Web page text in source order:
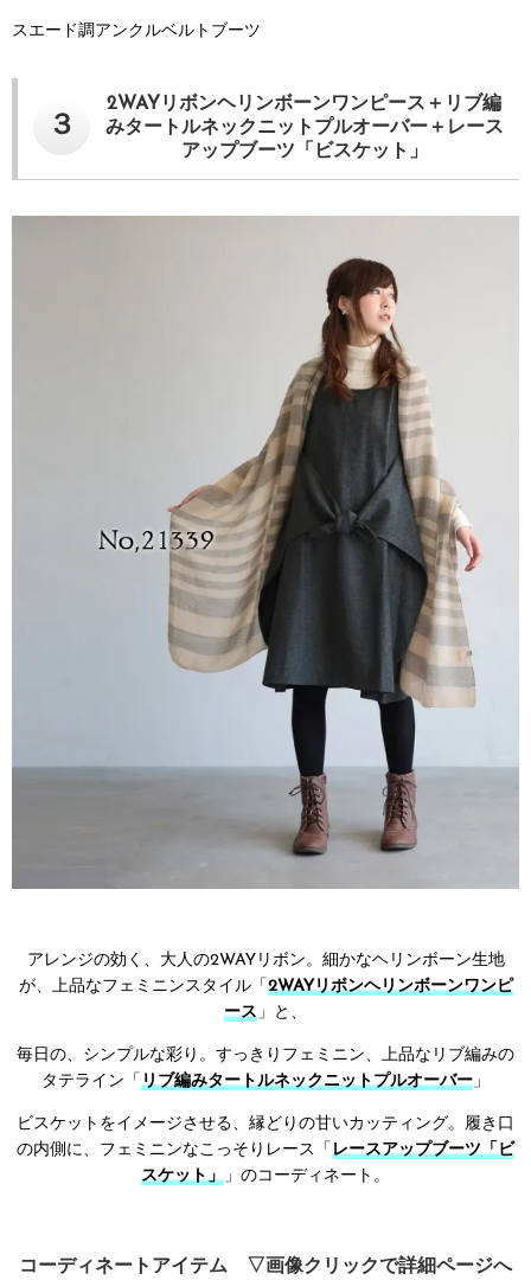
スエード調アンクルベルトブーツ
３
2WAYリボンヘリンボーンワンピース＋リブ編
みタートルネックニットプルオーバー＋レース
アップブーツ「ビスケット」
アレンジの効く、大人の2WAYリボン。細かなヘリンボーン生地
が、上品なフェミニンスタイル「 2WAYリボンヘリンボーンワンピ
ース」と、
毎日の、シンプルな彩り。すっきりフェミニン、上品なリブ編みの
タテライン「 リブ編みタートルネックニットプルオーバー」
ビスケットをイメージさせる、縁どりの甘いカッティング。履き口
の内側に、フェミニンなこっそりレース「 レースアップブーツ「ビ
スケット」」のコーディネート。
コーディネートアイテム ▽画像クリックで詳細ページへ